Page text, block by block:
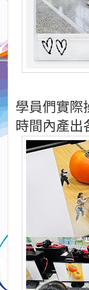
學員們實際
時間內產出